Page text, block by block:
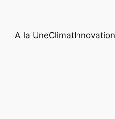
A la UneClimatInnovation